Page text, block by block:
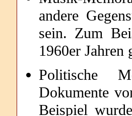
andere
sein. Zum
1960er
Politische
Dokumente
Beispiel